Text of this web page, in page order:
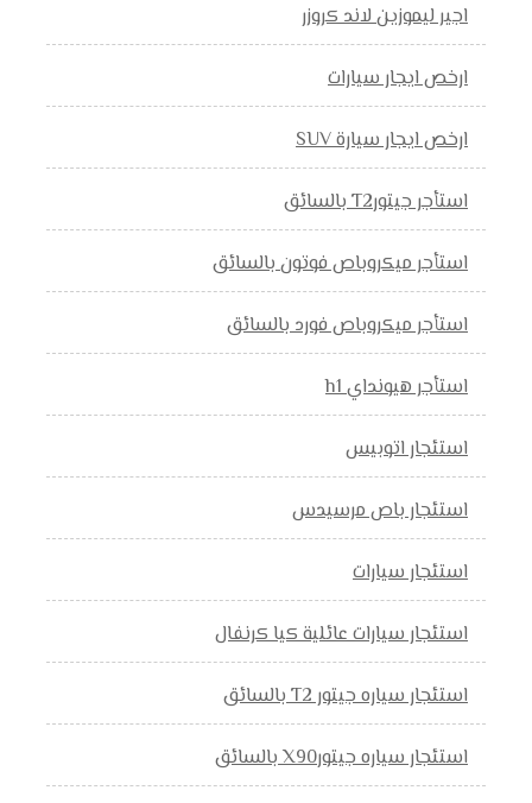
اجير ليموزين لاند كروزر
ارخص ايجار سيارات
ارخص ايجار سيارة SUV
استأجر جيتورT2 بالسائق
استأجر ميكروباص فوتون بالسائق
استأجر ميكروباص فورد بالسائق
استأجر هيونداي h1
استئجار اتوبيس
استئجار باص مرسيدس
استئجار سيارات
استئجار سيارات عائلية كيا كرنفال
استئجار سياره جيتور T2 بالسائق
استئجار سياره جيتورX90 بالسائق